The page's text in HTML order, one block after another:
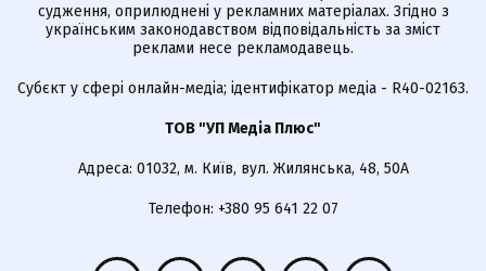
судження, оприлюднені у рекламних матеріалах. Згідно з
українським законодавством відповідальність за зміст
реклами несе рекламодавець.
Cубєкт у сфері онлайн-медіа; ідентифікатор медіа - R40-02163.
ТОВ "УП Медіа Плюс"
Адреса: 01032, м. Київ, вул. Жилянська, 48, 50А
Телефон: +380 95 641 22 07